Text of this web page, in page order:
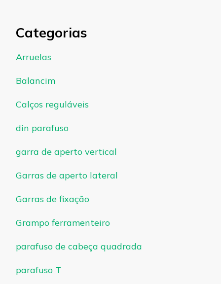
Categorias
Arruelas
Balancim
Calços reguláveis
din parafuso
garra de aperto vertical
Garras de aperto lateral
Garras de fixação
Grampo ferramenteiro
parafuso de cabeça quadrada
parafuso T